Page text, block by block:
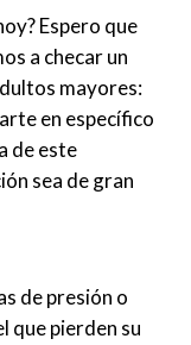
Espero que
a checar un
mayores:
en específico
de este
sea de gran
de presión o
que pierden su